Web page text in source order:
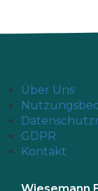
Über Uns
GDPR
Kontakt